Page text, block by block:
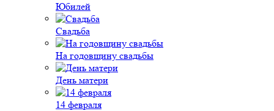
Юбилей
Свадьба
На годовщину свадьбы
День матери
14 февраля